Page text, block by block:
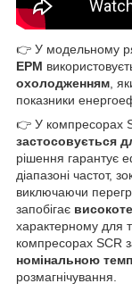
👉 У модельному
EPM
охолодженням ,
показники
👉 У компресорах
застосовується
рішення гарантує
діапазоні частот,
виключаючи
запобігає
характерному для
компресорах SCR
номінальною
розмагнічування.